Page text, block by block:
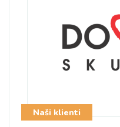
Naši klienti